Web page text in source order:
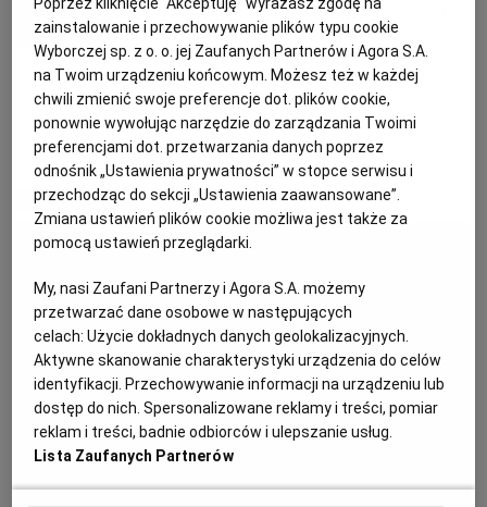
KUCHNIA HISZPAŃSKA
KUCHNIA NIEMIECKA
KALISZ
KATOWICE
KIELCE
KRAKÓW
LUBLIN
ŁÓDŹ
KSIĄŻKI. MAGAZYN DO CZYTANIA
NASZA EUROPA
SŁÓWKA. MAGAZYN O JĘZYKU
ARCHIWUM
INNE SERWISY
GAZETA.PL
SPORT.PL
PUBLIO.PL
KULTURALNYSKLEP.PL
Fine dining i kuchnia wielkopolska.
Jak gotuje szef kuchni Tomasz
Purol?
POZNAŃ RESTAURACJA SZEF KUCHNI
MATERIAŁ PROMOCYJNY
Poprzez kliknięcie "Akceptuję" wyrażasz zgodę na
zainstalowanie i przechowywanie plików typu cookie
Wyborczej sp. z o. o. jej Zaufanych Partnerów i Agora S.A.
na Twoim urządzeniu końcowym. Możesz też w każdej
chwili zmienić swoje preferencje dot. plików cookie,
ponownie wywołując narzędzie do zarządzania Twoimi
preferencjami dot. przetwarzania danych poprzez
odnośnik „Ustawienia prywatności” w stopce serwisu i
przechodząc do sekcji „Ustawienia zaawansowane”.
Zmiana ustawień plików cookie możliwa jest także za
pomocą ustawień przeglądarki.
My, nasi Zaufani Partnerzy i Agora S.A. możemy
przetwarzać dane osobowe w następujących
celach:Użycie dokładnych danych geolokalizacyjnych.
Aktywne skanowanie charakterystyki urządzenia do celów
identyfikacji. Przechowywanie informacji na urządzeniu lub
dostęp do nich. Spersonalizowane reklamy i treści, pomiar
reklam i treści, badnie odbiorców i ulepszanie usług.
Lista Zaufanych Partnerów